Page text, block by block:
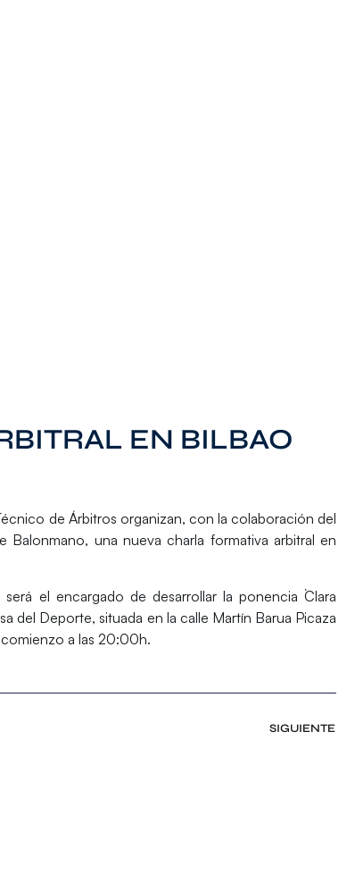
EN BILBAO
de Árbitros organizan, con la colaboración del
una nueva charla formativa arbitral en
el encargado de desarrollar la ponencia`Clara
del Deporte, situada en la calle Martín Barua Picaza
a las 20:00h.
SIGUIENTE